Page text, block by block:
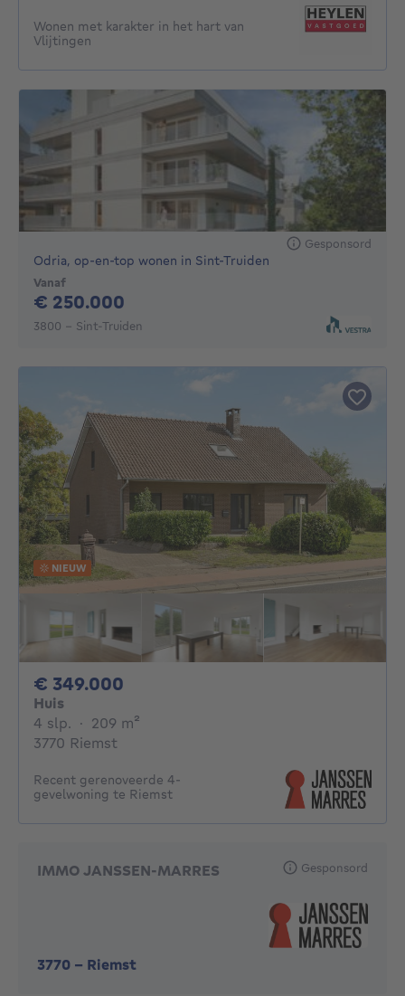
Wonen met karakter in het hart van
Vlijtingen
Gesponsord
Odria, op-en-top wonen in Sint-Truiden
Vanaf
€ 250.000
3800 - Sint-Truiden
NIEUW
€ 349.000
Huis
4 slp. 4 slaapkamers
· 209 m²
3770 Riemst
Recent gerenoveerde 4-
gevelwoning te Riemst
IMMO JANSSEN-MARRES
3770 - Riemst
Gesponsord